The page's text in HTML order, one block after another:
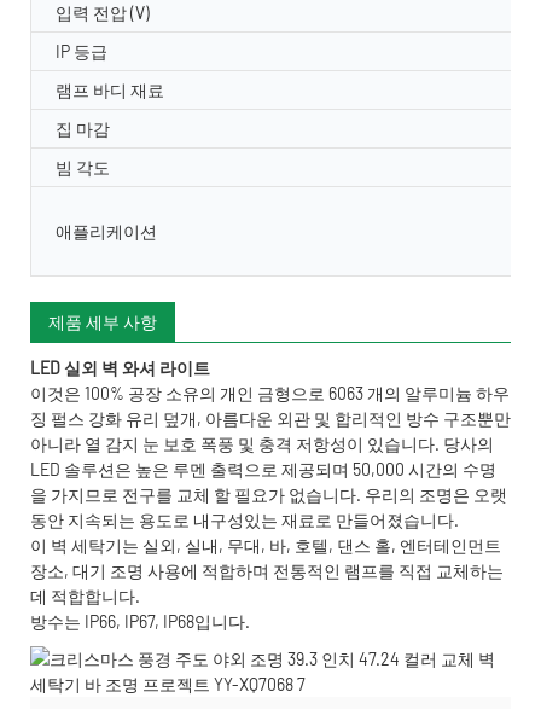
입력 전압 (V)
IP 등급
램프 바디 재료
집 마감
빔 각도
애플리케이션
제품 세부 사항
LED 실외 벽 와셔 라이트
이것은 100% 공장 소유의 개인 금형으로 6063 개의 알루미늄 하우
징 펄스 강화 유리 덮개, 아름다운 외관 및 합리적인 방수 구조뿐만
아니라 열 감지 눈 보호 폭풍 및 충격 저항성이 있습니다. 당사의
LED 솔루션은 높은 루멘 출력으로 제공되며 50,000 시간의 수명
을 가지므로 전구를 교체 할 필요가 없습니다. 우리의 조명은 오랫
동안 지속되는 용도로 내구성있는 재료로 만들어졌습니다.
이 벽 세탁기는 실외, 실내, 무대, 바, 호텔, 댄스 홀, 엔터테인먼트
장소, 대기 조명 사용에 적합하며 전통적인 램프를 직접 교체하는
데 적합합니다.
방수는 IP66, IP67, IP68입니다.